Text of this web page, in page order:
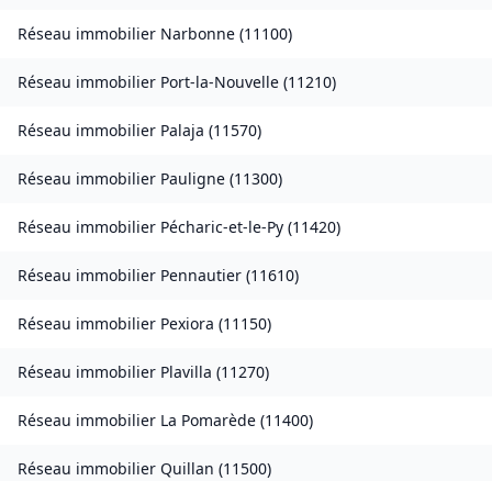
Réseau immobilier Narbonne (11100)
Réseau immobilier Port-la-Nouvelle (11210)
Réseau immobilier Palaja (11570)
Réseau immobilier Pauligne (11300)
Réseau immobilier Pécharic-et-le-Py (11420)
Réseau immobilier Pennautier (11610)
Réseau immobilier Pexiora (11150)
Réseau immobilier Plavilla (11270)
Réseau immobilier La Pomarède (11400)
Réseau immobilier Quillan (11500)